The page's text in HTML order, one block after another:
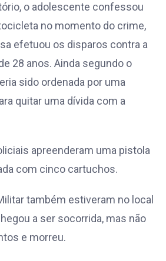
o adolescente confessou
no momento do crime,
efetuou os disparos contra a
28 anos. Ainda segundo o
sido ordenada por uma
quitar uma dívida com a
apreenderam uma pistola
com cinco cartuchos.
também estiveram no local
a ser socorrida, mas não
e morreu.